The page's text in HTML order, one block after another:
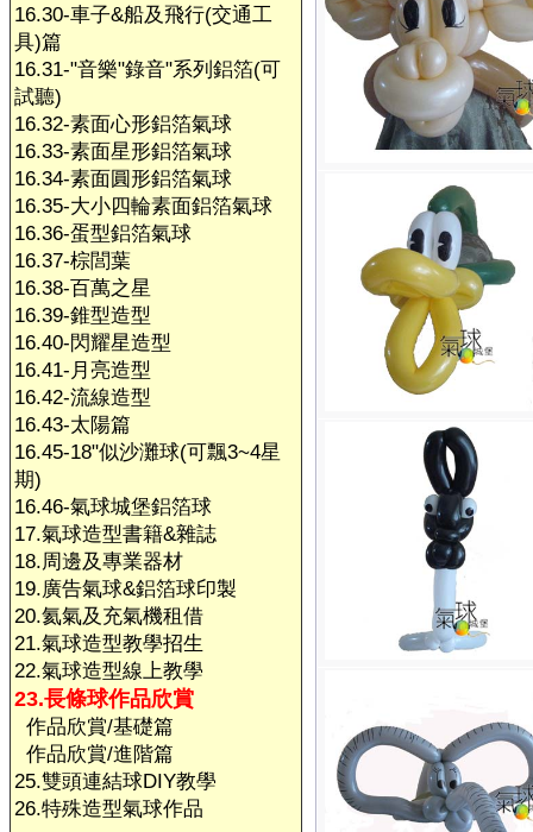
16.30-車子&船及飛行(交通工
具)篇
16.31-"音樂"錄音"系列鋁箔(可
試聽)
16.32-素面心形鋁箔氣球
16.33-素面星形鋁箔氣球
16.34-素面圓形鋁箔氣球
16.35-大小四輪素面鋁箔氣球
16.36-蛋型鋁箔氣球
16.37-棕閭葉
16.38-百萬之星
16.39-錐型造型
16.40-閃耀星造型
16.41-月亮造型
16.42-流線造型
16.43-太陽篇
16.45-18"似沙灘球(可飄3~4星
期)
16.46-氣球城堡鋁箔球
17.氣球造型書籍&雜誌
18.周邊及專業器材
19.廣告氣球&鋁箔球印製
20.氦氣及充氣機租借
21.氣球造型教學招生
22.氣球造型線上教學
23.長條球作品欣賞
作品欣賞/基礎篇
作品欣賞/進階篇
25.雙頭連結球DIY教學
26.特殊造型氣球作品